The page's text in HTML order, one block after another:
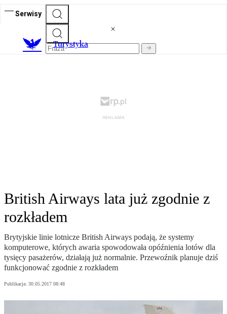
Serwisy
Turystyka
British Airways lata już zgodnie z
rozkładem
Brytyjskie linie lotnicze British Airways podają, że systemy
komputerowe, których awaria spowodowała opóźnienia lotów dla
tysięcy pasażerów, działają już normalnie. Przewoźnik planuje dziś
funkcjonować zgodnie z rozkładem
Publikacja: 30.05.2017 08:48